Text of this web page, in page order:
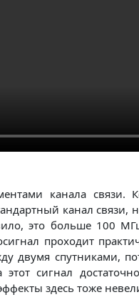
канала связи.
канал связи,
это больше 100
проходит
двумя спутниками,
сигнал
здесь тоже